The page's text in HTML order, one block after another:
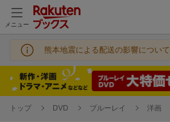
メニュー
熊本地震による配送の影響について
トップ DVD ブルーレイ 洋画